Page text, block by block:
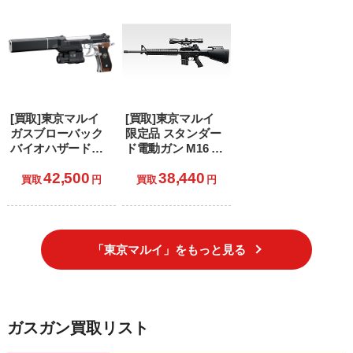
[買取]東京マルイ
ガスブローバック
バイオハザード限
イエッジ アルバー
歳以上専用)
買取 42,500 円
[買取]東京マルイ
限定品 スタンダー
ド電動ガン M16 ゴ
歳以上専用)
買取 38,440 円
「東京マルイ」をもっと見る
ガスガン買取リスト